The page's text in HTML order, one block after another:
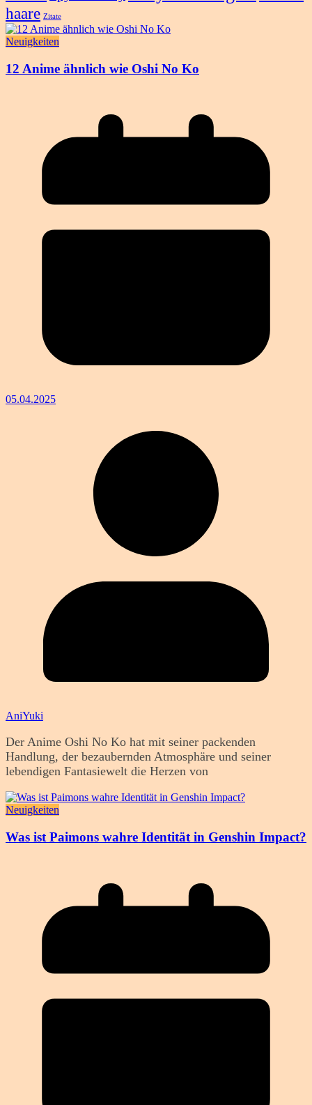
haare Zitate
Neuigkeiten
12 Anime ähnlich wie Oshi No Ko
05.04.2025
AniYuki
Der Anime Oshi No Ko hat mit seiner packenden
Handlung, der bezaubernden Atmosphäre und seiner
lebendigen Fantasiewelt die Herzen von
Neuigkeiten
Was ist Paimons wahre Identität in Genshin Impact?